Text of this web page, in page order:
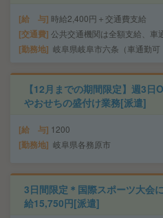
給 与 時給2,400円＋交通費支給
交通費 公共交通機関は全額支給、車
勤務地 岐阜県岐阜市六条（車通勤可
【12月までの期間限定】週3
やおせちの盛付け業務[派遣]
給 与 1200
勤務地 岐阜県各務原市
3日間限定＊国際スポーツ大会
給15,750円[派遣]